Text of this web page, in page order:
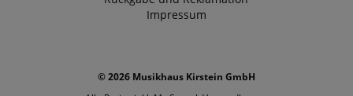
Impressum
© 2026 Musikhaus Kirstein GmbH